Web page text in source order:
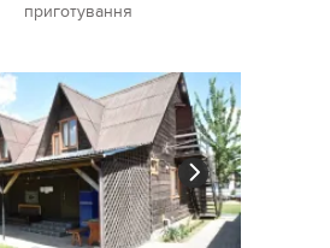
приготування